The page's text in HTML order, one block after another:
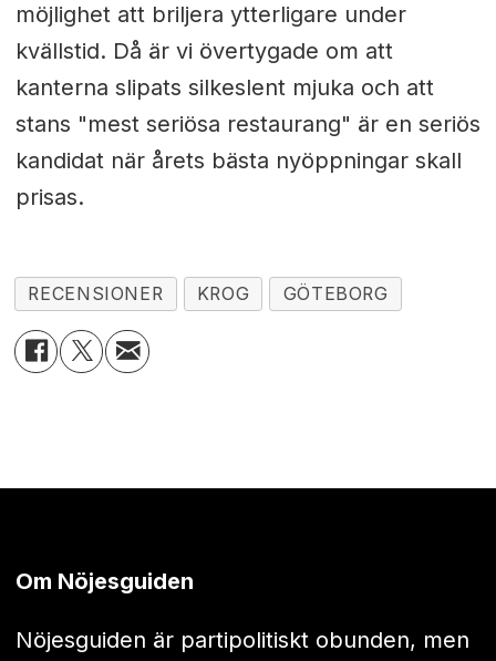
möjlighet att briljera ytterligare under
kvällstid. Då är vi övertygade om att
kanterna slipats silkeslent mjuka och att
stans "mest seriösa restaurang" är en seriös
kandidat när årets bästa nyöppningar skall
prisas.
RECENSIONER KROG GÖTEBORG
Om Nöjesguiden
Nöjesguiden är partipolitiskt obunden, men